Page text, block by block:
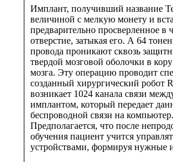
Имплант, получивший название
величиной с мелкую монету и
предварительно просверленное в
отверстие, затыкая его. А 64
провода проникают сквозь
твердой мозговой оболочки в
мозга. Эту операцию проводит
созданный хирургический робот
возникает 1024 канала связи
имплантом, который передает
беспроводной связи на компьютер.
Предполагается, что после
обучения пациент учится
устройствами, формируя нужные